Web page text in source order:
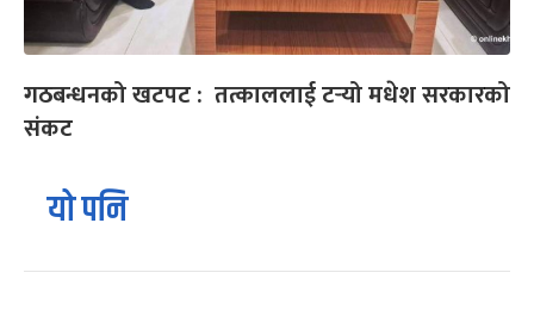
गठबन्धनको खटपट : तत्काललाई टर्‍यो मधेश सरकारको
संकट
यो पनि